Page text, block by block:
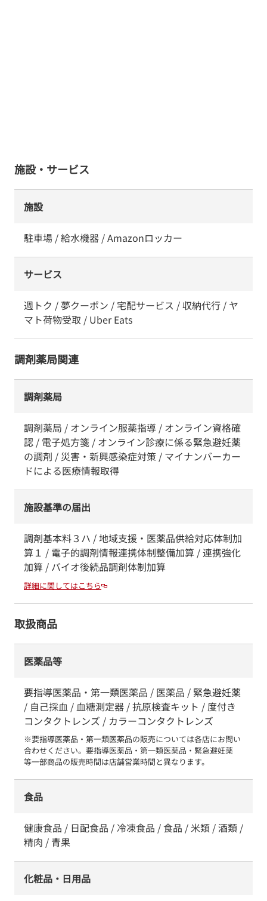
施設・サービス
施設
駐車場 / 給水機器 / Amazonロッカー
サービス
週トク / 夢クーポン / 宅配サービス / 収納代行 / ヤ
マト荷物受取 / Uber Eats
調剤薬局関連
調剤薬局
調剤薬局 / オンライン服薬指導 / オンライン資格確
認 / 電子処方箋 / オンライン診療に係る緊急避妊薬
の調剤 / 災害・新興感染症対策 / マイナンバーカー
ドによる医療情報取得
施設基準の届出
調剤基本料３ハ / 地域支援・医薬品供給対応体制加
算１ / 電子的調剤情報連携体制整備加算 / 連携強化
加算 / バイオ後続品調剤体制加算
詳細に関してはこちら
取扱商品
医薬品等
要指導医薬品・第一類医薬品 / 医薬品 / 緊急避妊薬
/ 自己採血 / 血糖測定器 / 抗原検査キット / 度付き
コンタクトレンズ / カラーコンタクトレンズ
※要指導医薬品・第一類医薬品の販売については各店にお問い
合わせください。要指導医薬品・第一類医薬品・緊急避妊薬
等一部商品の販売時間は店舗営業時間と異なります。
食品
健康食品 / 日配食品 / 冷凍食品 / 食品 / 米類 / 酒類 /
精肉 / 青果
化粧品・日用品